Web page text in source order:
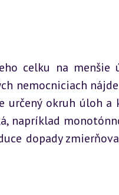
celku na
nemocniciach
určený okruh úloh a
napríklad
dopady